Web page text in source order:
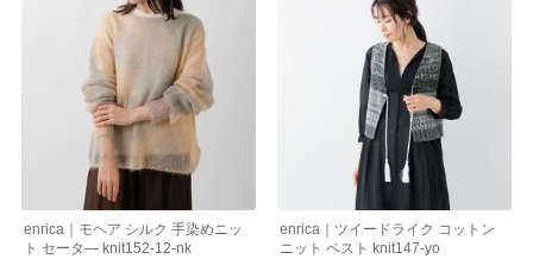
enrica｜モヘア シルク 手染めニッ
ト セータ― knit152-12-nk
enrica｜ツイードライク コットン
ニット ベスト knit147-yo